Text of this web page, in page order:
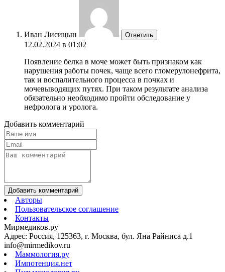
Иван Лисицын Ответить
12.02.2024 в 01:02
Появление белка в моче может быть признаком как
нарушения работы почек, чаще всего гломерулонефрита,
так и воспалительного процесса в почках и
мочевыводящих путях. При таком результате анализа
обязательно необходимо пройти обследование у
нефролога и уролога.
Добавить комментарий
Добавить комментарий
Авторы
Пользовательское соглашение
Контакты
Мирмедиков.ру
Адрес: Россия, 125363, г. Москва, бул. Яна Райниса д.1
info@mirmedikov.ru
Маммология.ру
Импотенция.нет